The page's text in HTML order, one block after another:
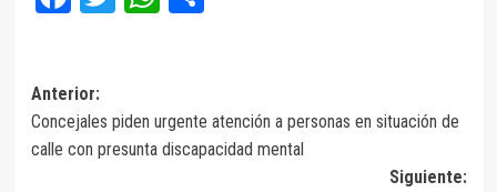
Navegación
de
entradas
Anterior:
Concejales piden urgente atención a personas en situación de
calle con presunta discapacidad mental
Siguiente: